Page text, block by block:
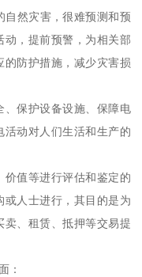
自然灾害，很难预测和预
动，提前预警，为相关部
的防护措施，减少灾害损
、保护设备设施、保障电
活动对人们生活和生产的
价值等进行评估和鉴定的
或人士进行，其目的是为
卖、租赁、抵押等交易提
：